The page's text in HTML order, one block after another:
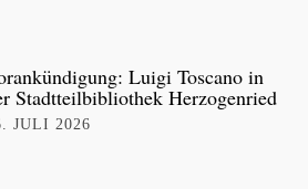
Luigi Toscano in
Stadtteilbibliothek Herzogenried
JULI 2026